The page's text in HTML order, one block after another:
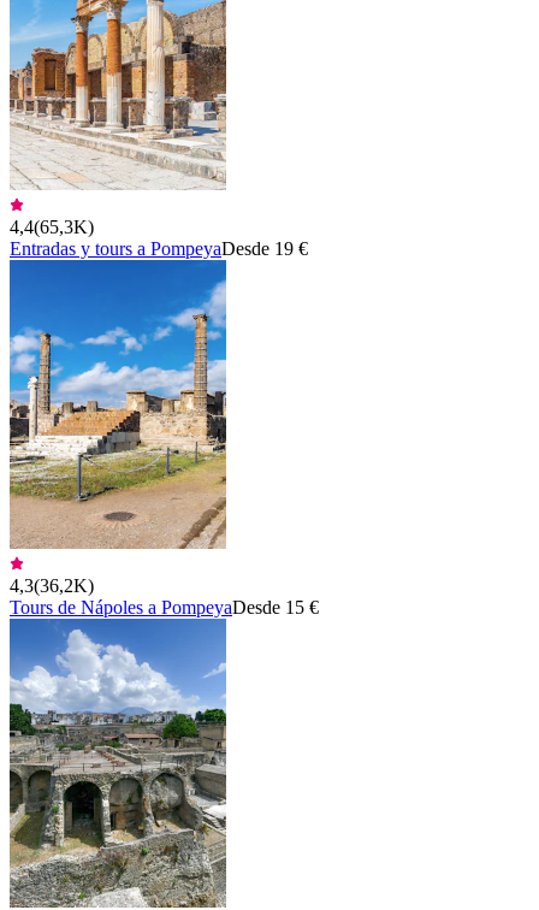
4,4(65,3K)
Entradas y tours a PompeyaDesde 19 €
4,3(36,2K)
Tours de Nápoles a PompeyaDesde 15 €